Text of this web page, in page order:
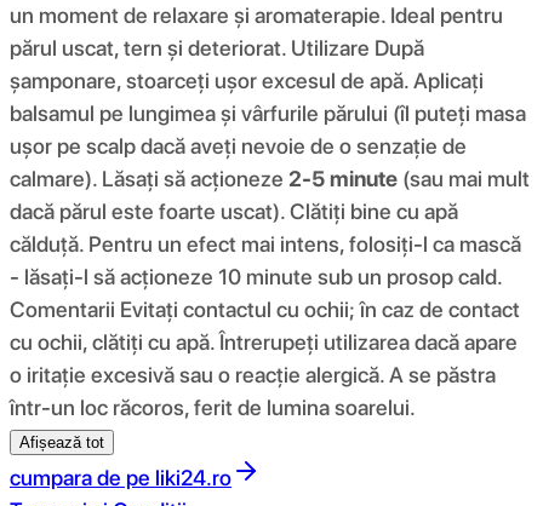
un moment de relaxare și aromaterapie. Ideal pentru
părul uscat, tern și deteriorat. Utilizare După
șamponare, stoarceți ușor excesul de apă. Aplicați
balsamul pe lungimea și vârfurile părului (îl puteți masa
ușor pe scalp dacă aveți nevoie de o senzație de
calmare). Lăsați să acționeze 2-5 minute (sau mai mult
dacă părul este foarte uscat). Clătiți bine cu apă
călduță. Pentru un efect mai intens, folosiți-l ca mască
- lăsați-l să acționeze 10 minute sub un prosop cald.
Comentarii Evitați contactul cu ochii; în caz de contact
cu ochii, clătiți cu apă. Întrerupeți utilizarea dacă apare
o iritație excesivă sau o reacție alergică. A se păstra
într-un loc răcoros, ferit de lumina soarelui.
Afișează tot
cumpara de pe liki24.ro